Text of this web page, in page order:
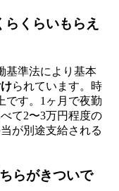
くらいもらえ
基準法により基本
られています。時
です。1ヶ月で夜勤
て2〜3万円程度の
が別途支給される
らがきついで